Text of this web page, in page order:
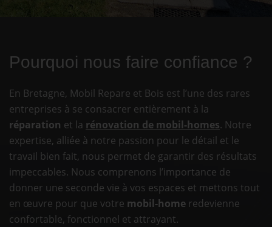
Pourquoi nous faire confiance ?
En Bretagne, Mobil Repare et Bois est l’une des rares
entreprises à se consacrer entièrement à la
réparation et la rénovation de mobil-homes. Notre
expertise, alliée à notre passion pour le détail et le
travail bien fait, nous permet de garantir des résultats
impeccables. Nous comprenons l’importance de
donner une seconde vie à vos espaces et mettons tout
en œuvre pour que votre mobil-home redevienne
confortable, fonctionnel et attrayant.